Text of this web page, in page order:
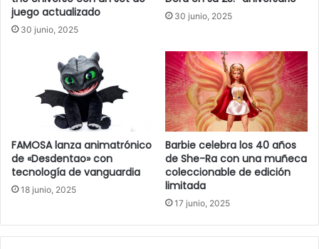
juego actualizado
30 junio, 2025
30 junio, 2025
FAMOSA lanza animatrónico
de «Desdentao» con
tecnología de vanguardia
18 junio, 2025
Barbie celebra los 40 años
de She-Ra con una muñeca
coleccionable de edición
limitada
17 junio, 2025